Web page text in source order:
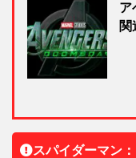
ア
関
スパイダーマン：